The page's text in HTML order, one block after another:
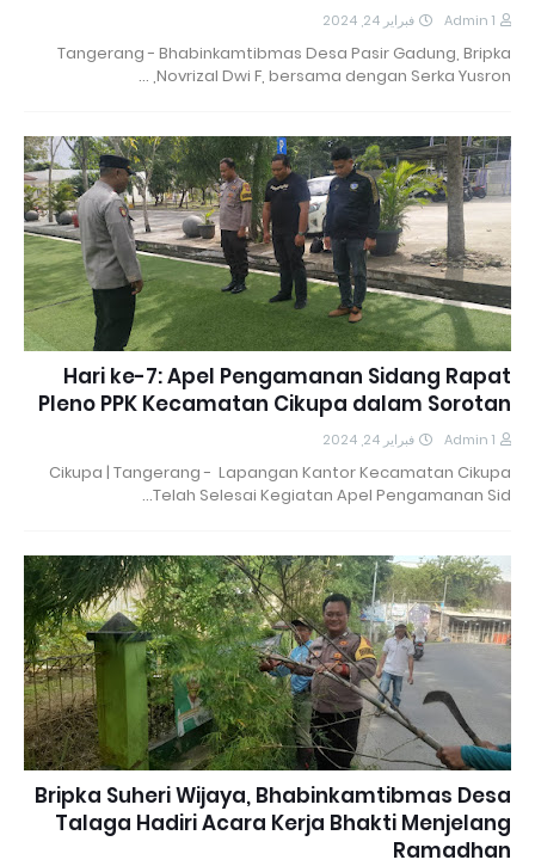
Admin 1 فبراير 24, 2024
Tangerang - Bhabinkamtibmas Desa Pasir Gadung, Bripka
Novrizal Dwi F, bersama dengan Serka Yusron, …
Hari ke-7: Apel Pengamanan Sidang Rapat
Pleno PPK Kecamatan Cikupa dalam Sorotan
Admin 1 فبراير 24, 2024
Cikupa | Tangerang - Lapangan Kantor Kecamatan Cikupa
Telah Selesai Kegiatan Apel Pengamanan Sid…
Bripka Suheri Wijaya, Bhabinkamtibmas Desa
Talaga Hadiri Acara Kerja Bhakti Menjelang
Ramadhan